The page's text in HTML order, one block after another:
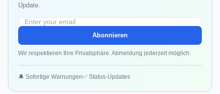
Update.
Abonnieren
Wir respektieren Ihre Privatsphäre. Abmeldung jederzeit möglich.
🔔 Sofortige Warnungen✅ Status-Updates